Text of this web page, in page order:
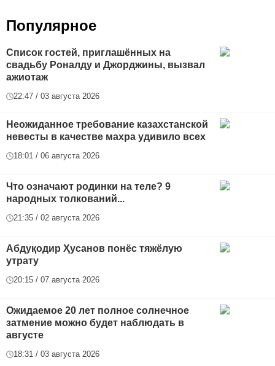
Популярное
Список гостей, приглашённых на
свадьбу Роналду и Джорджины, вызвал
ажиотаж
22:47 / 03 августа 2026
Неожиданное требование казахстанской
невесты в качестве махра удивило всех
18:01 / 06 августа 2026
Что означают родинки на теле? 9
народных толкований...
21:35 / 02 августа 2026
Абдуқодир Ҳусанов понёс тяжёлую
утрату
20:15 / 07 августа 2026
Ожидаемое 20 лет полное солнечное
затмение можно будет наблюдать в
августе
18:31 / 03 августа 2026